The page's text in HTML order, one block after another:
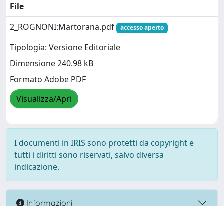
File
2_ROGNONI:Martorana.pdf
accesso aperto
Tipologia: Versione Editoriale
Dimensione 240.98 kB
Formato Adobe PDF
Visualizza/Apri
I documenti in IRIS sono protetti da copyright e
tutti i diritti sono riservati, salvo diversa
indicazione.
Informazioni